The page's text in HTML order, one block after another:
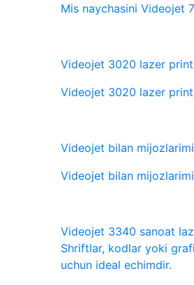
Mis naychasini Videojet
Videojet 3020 lazer
Videojet 3020 lazer
Videojet bilan
Videojet bilan
Videojet 3340 sanoat
Shriftlar, kodlar yoki
uchun ideal echimdir.